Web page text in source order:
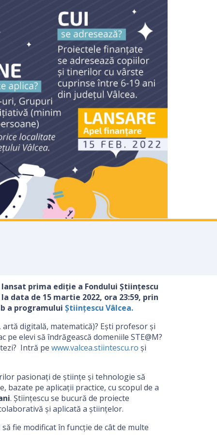
prima ediție a Fondului Științescu
data de 15 martie 2022, ora 23:59, prin
a programului Științescu Vâlcea.
digitală, matematică)? Eşti profesor şi
elevi să îndrăgească domeniile STE@M?
Intră pe www.valcea.stiintescu.ro și
pasionați de științe şi tehnologie să
bazate pe aplicații practice, cu scopul de a
. Științescu se bucură de proiecte
și aplicată a științelor.
fie modificat în funcție de cât de multe